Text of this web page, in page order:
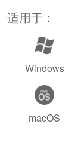
适用于：
Windows
macOS